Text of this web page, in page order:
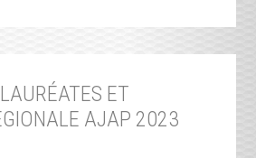
ET
AJAP 2023